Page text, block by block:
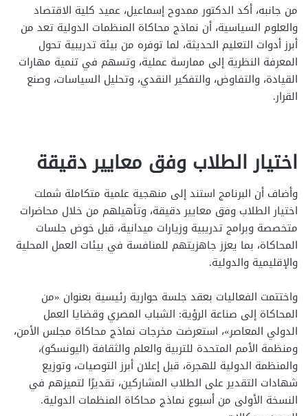
من جانبه، أكد الدكتور ممدوح إسماعيل، عميد كلية الاقتصاد
والعلوم السياسية، أن نماذج محاكاة المنظمات الدولية تعد من
أبرز أدوات التعليم الحديثة، لما توفره من بيئة تدريبية تحول
المعرفة النظرية إلى ممارسة عملية، وتسهم في تنمية مهارات
القيادة، والتفاوض، والتفكير النقدي، وتحليل السياسات، وصنع
القرار.
اختيار الطلاب وفق معايير دقيقة
وأضاف أن البرنامج استند إلى منهجية علمية متكاملة شملت
اختيار الطلاب وفق معايير دقيقة، وتأهيلهم من خلال محاضرات
متخصصة وبرامج تدريبية وزيارات ميدانية، قبل خوض جلسات
المحاكاة، بما يعزز جاهزيتهم للمنافسة في بيئات العمل المحلية
والإقليمية والدولية.
واختتمت الفعاليات بعقد جلسة حوارية رئيسية بعنوان «من
المحاكاة إلى صناعة الرؤية: الشباب المصري وقضايا العمل
الدولي المعاصر»، استعرضت مخرجات نماذج محاكاة مجلس الأمن،
ومنظمة الأمم المتحدة للتربية والعلم والثقافة (اليونسكو)،
والمنظمة الدولية للهجرة، قبل إعلان أبرز التوصيات، وتوزيع
شهادات التقدير على الطلاب المشاركين، تقديرًا لتميزهم في
النسخة الأولى من أسبوع نماذج محاكاة المنظمات الدولية.